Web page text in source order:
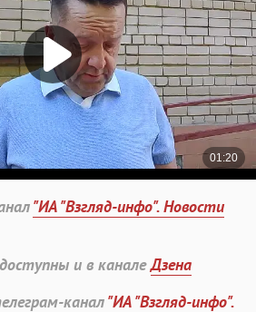
"ИА "Взгляд-инфо". Новости
и в каналеДзена
канал"ИА "Взгляд-инфо".